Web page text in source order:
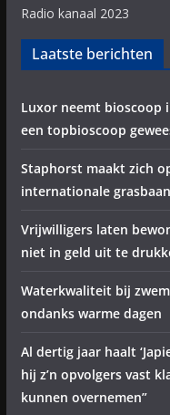
Radio kanaal 2023
Laatste berichten
Luxor neemt bioscoop
een topbioscoop
Staphorst maakt zich
internationale
Vrijwilligers laten
niet in geld uit te
Waterkwaliteit bij
ondanks warme dagen
Al dertig jaar haalt
hij z’n opvolgers vast
kunnen overnemen”